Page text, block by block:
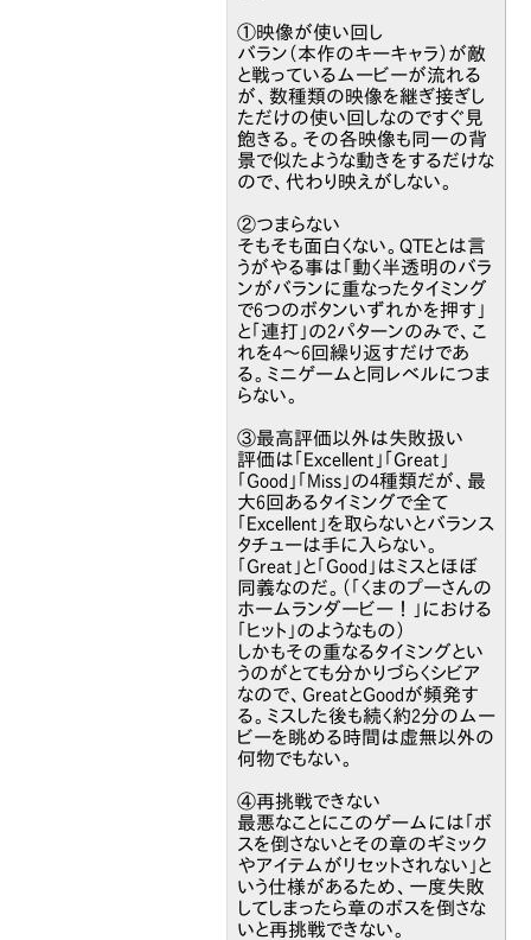
①映像が使い回し
バラン（本作のキーキャラ）が敵
と戦っているムービーが流れる
が、数種類の映像を継ぎ接ぎし
ただけの使い回しなのですぐ見
飽きる。その各映像も同一の背
景で似たような動きをするだけな
ので、代わり映えがしない。
②つまらない
そもそも面白くない。QTEとは言
うがやる事は「動く半透明のバラ
ンがバランに重なったタイミング
で6つのボタンいずれかを押す」
と「連打」の2パターンのみで、こ
れを4～6回繰り返すだけであ
る。ミニゲームと同レベルにつま
らない。
③最高評価以外は失敗扱い
評価は「Excellent」「Great」
「Good」「Miss」の4種類だが、最
大6回あるタイミングで全て
「Excellent」を取らないとバランス
タチューは手に入らない。
「Great」と「Good」はミスとほぼ
同義なのだ。（「くまのプーさんの
ホームランダービー！」における
「ヒット」のようなもの）
しかもその重なるタイミングとい
うのがとても分かりづらくシビア
なので、GreatとGoodが頻発す
る。ミスした後も続く約2分のムー
ビーを眺める時間は虚無以外の
何物でもない。
④再挑戦できない
最悪なことにこのゲームには「ボ
スを倒さないとその章のギミック
やアイテムがリセットされない」と
いう仕様があるため、一度失敗
してしまったら章のボスを倒さな
いと再挑戦できない。